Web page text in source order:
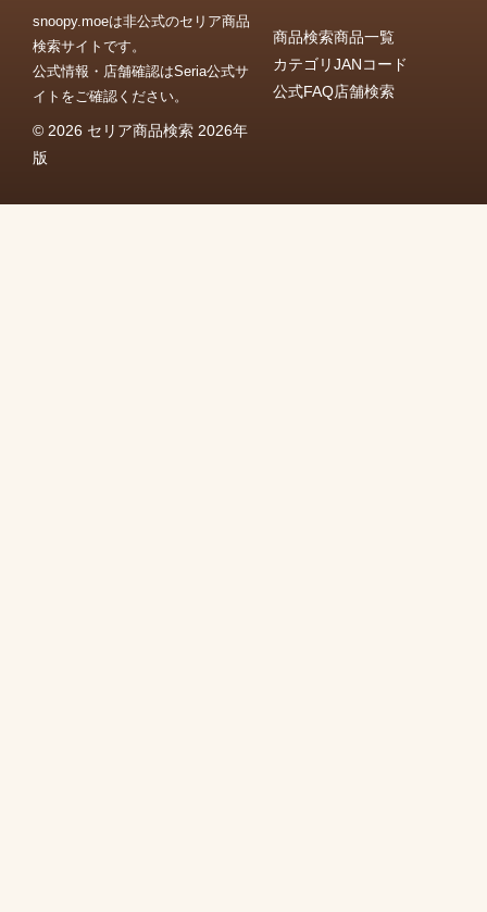
snoopy.moeは非公式のセリア商品
検索サイトです。
公式情報・店舗確認はSeria公式サ
イトをご確認ください。
© 2026 セリア商品検索 2026年
版
商品検索商品一覧
カテゴリJANコード
公式FAQ店舗検索